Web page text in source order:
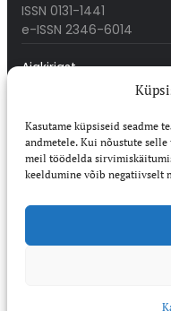
Kasutame küpsiseid seadme
andmetele. Kui nõustute
meil töödelda
keeldumine võib negatiivselt
ISSN 0131-1441
e-ISSN 2346-6014
Ajakirjast
Autorile
Telli Eestisse
Toeta